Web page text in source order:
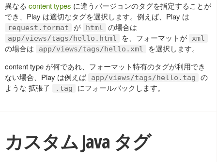
異なる content types に違うバージョンのタグを指定することが
でき、Play は適切なタグを選択します。例えば、Play は
request.format が html の場合は
app/views/tags/hello.html を、フォーマットが xml
の場合は app/views/tags/hello.xml
を選択します。
content type が何であれ、フォーマット特有のタグが利用でき
ない場合、Play は例えば app/views/tags/hello.tag
の
ような 拡張子
.tag にフォールバックします。
カスタム Java タグ